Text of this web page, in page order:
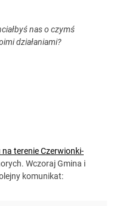
nas o czymś
działaniami?
terenie Czerwionki-
Wczoraj Gmina i
komunikat: